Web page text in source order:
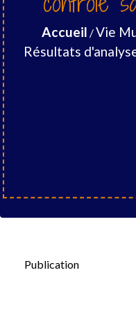
Accueil /Vie
Résultats
Publication